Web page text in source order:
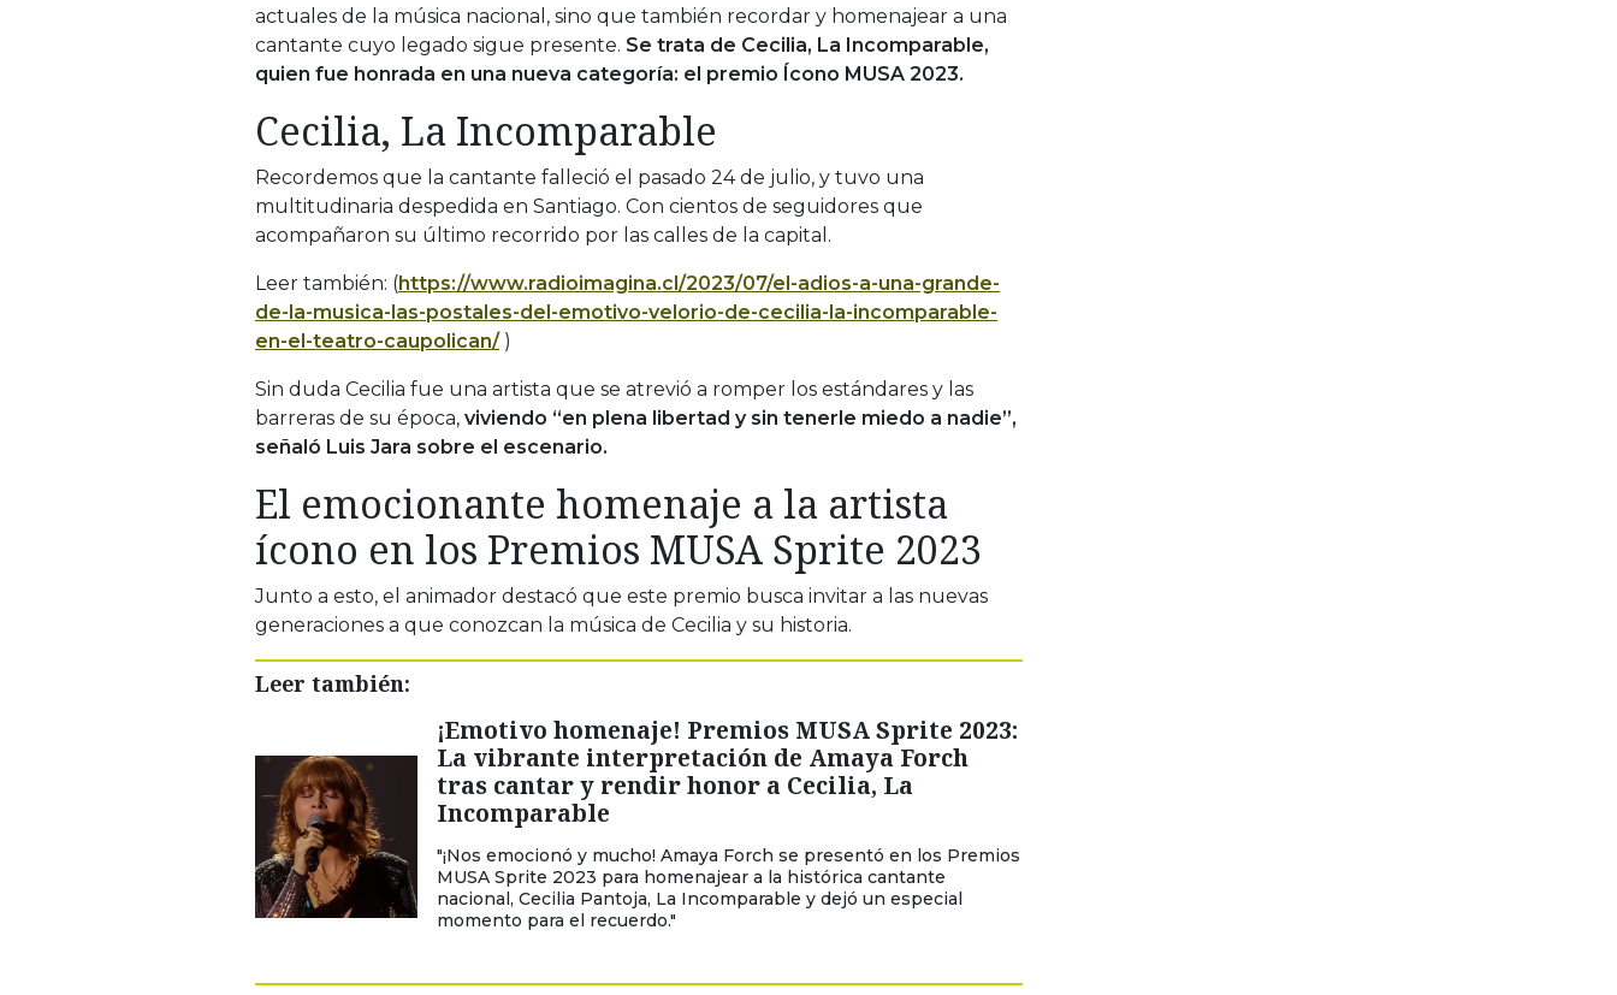
actuales de la música nacional, sino que también recordar y homenajear a una
cantante cuyo legado sigue presente. Se trata de Cecilia, La Incomparable,
quien fue honrada en una nueva categoría: el premio Ícono MUSA 2023.
Cecilia, La Incomparable
Recordemos que la cantante falleció el pasado 24 de julio, y tuvo una
multitudinaria despedida en Santiago. Con cientos de seguidores que
acompañaron su último recorrido por las calles de la capital.
Leer también: (https://www.radioimagina.cl/2023/07/el-adios-a-una-grande-
de-la-musica-las-postales-del-emotivo-velorio-de-cecilia-la-incomparable-
en-el-teatro-caupolican/)
Sin duda Cecilia fue una artista que se atrevió a romper los estándares y las
barreras de su época, viviendo “en plena libertad y sin tenerle miedo a nadie”,
señaló Luis Jara sobre el escenario.
El emocionante homenaje a la artista
ícono en los Premios MUSA Sprite 2023
Junto a esto, el animador destacó que este premio busca invitar a las nuevas
generaciones a que conozcan la música de Cecilia y su historia.
Leer también:
¡Emotivo homenaje! Premios MUSA Sprite 2023:
La vibrante interpretación de Amaya Forch
tras cantar y rendir honor a Cecilia, La
Incomparable
"¡Nos emocionó y mucho! Amaya Forch se presentó en los Premios
MUSA Sprite 2023 para homenajear a la histórica cantante
nacional, Cecilia Pantoja, La Incomparable y dejó un especial
momento para el recuerdo."